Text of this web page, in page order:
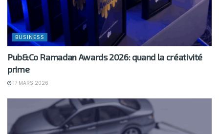
BUSINESS
Pub&Co Ramadan Awards 2026: quand la créativité
prime
17 MARS 2026